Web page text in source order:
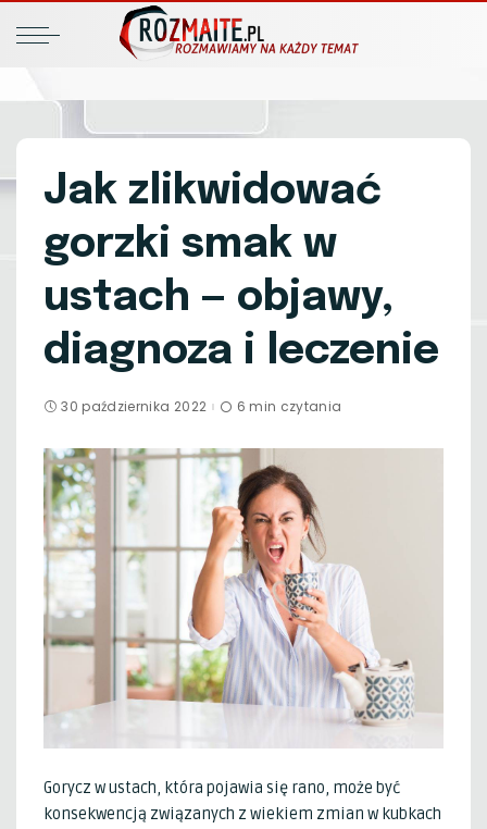
Jak zlikwidować
gorzki smak w
ustach — objawy,
diagnoza i leczenie
30 października 2022 6 min czytania
Gorycz w ustach, która pojawia się rano, może być
konsekwencją związanych z wiekiem zmian w kubkach